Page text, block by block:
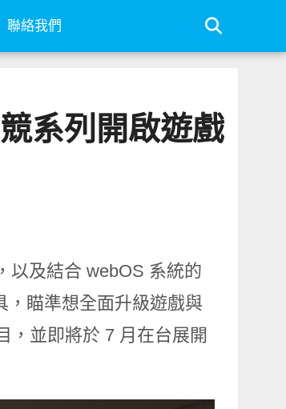
聯絡我們
系列開啟遊戲
以及結合 webOS 系統的
，瞄準想全面升級遊戲與
，並即將於 7 月在台展開